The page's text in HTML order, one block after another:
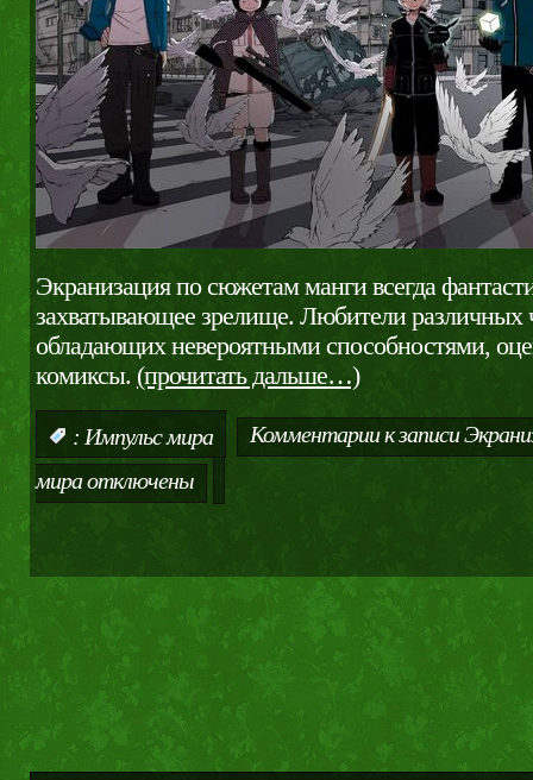
Экранизация по сюжетам манги всегда
захватывающее зрелище. Любители различных
обладающих невероятными способностями,
комиксы. (прочитать дальше…)
: Импульс мира Комментариик записи
мираотключены